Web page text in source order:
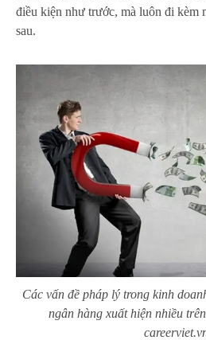
điều kiện như trước, mà luôn đi kèm
sau.
Các vấn đề pháp lý trong kinh
ngân hàng xuất hiện nhiều